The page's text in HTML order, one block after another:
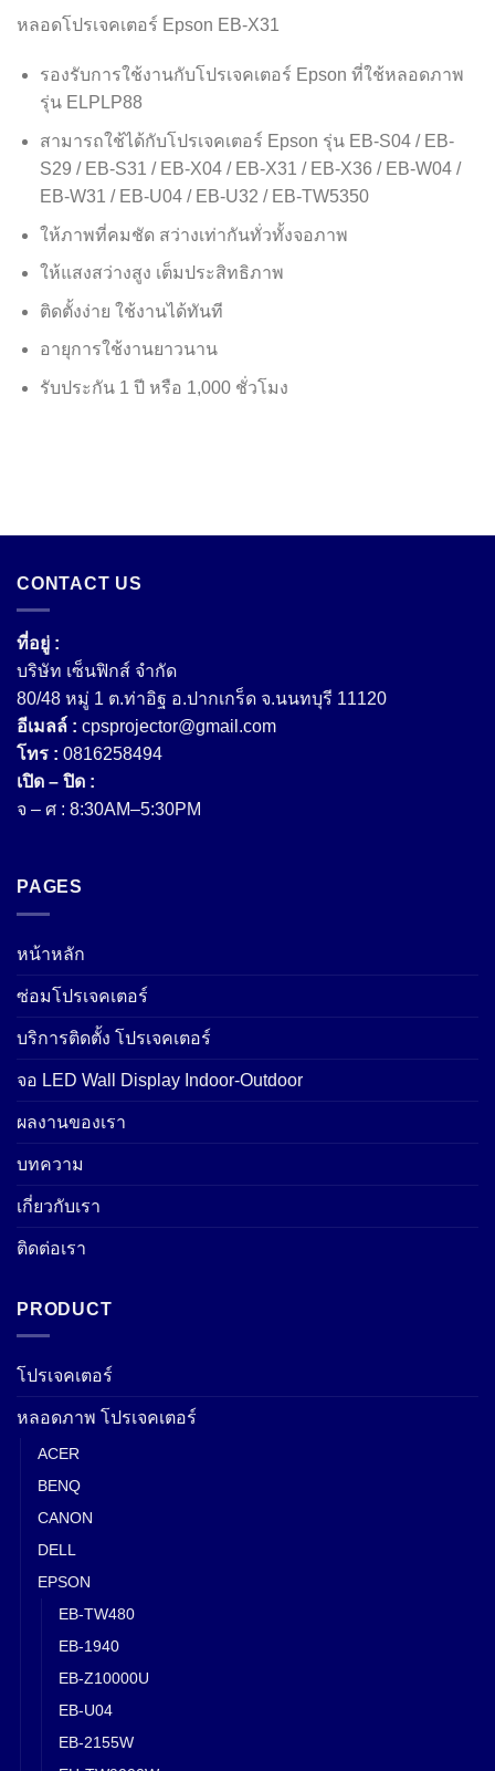
หลอดโปรเจคเตอร์ Epson EB-X31
รองรับการใช้งานกับโปรเจคเตอร์ Epson ที่ใช้หลอดภาพ
รุ่น ELPLP88
สามารถใช้ได้กับโปรเจคเตอร์ Epson รุ่น EB-S04 / EB-
S29 / EB-S31 / EB-X04 / EB-X31 / EB-X36 / EB-W04 /
EB-W31 / EB-U04 / EB-U32 / EB-TW5350
ให้ภาพที่คมชัด สว่างเท่ากันทั่วทั้งจอภาพ
ให้แสงสว่างสูง เต็มประสิทธิภาพ
ติดตั้งง่าย ใช้งานได้ทันที
อายุการใช้งานยาวนาน
รับประกัน 1 ปี หรือ 1,000 ชั่วโมง
CONTACT US
ที่อยู่ :
บริษัท เซ็นฟิกส์ จํากัด
80/48 หมู่ 1 ต.ท่าอิฐ อ.ปากเกร็ด จ.นนทบุรี 11120
อีเมลล์ : cpsprojector@gmail.com
โทร : 0816258494
เปิด – ปิด :
จ – ศ : 8:30AM–5:30PM
PAGES
หน้าหลัก
ซ่อมโปรเจคเตอร์
บริการติดตั้ง โปรเจคเตอร์
จอ LED Wall Display Indoor-Outdoor
ผลงานของเรา
บทความ
เกี่ยวกับเรา
ติดต่อเรา
PRODUCT
โปรเจคเตอร์
หลอดภาพ โปรเจคเตอร์
ACER
BENQ
CANON
DELL
EPSON
EB-TW480
EB-1940
EB-Z10000U
EB-U04
EB-2155W